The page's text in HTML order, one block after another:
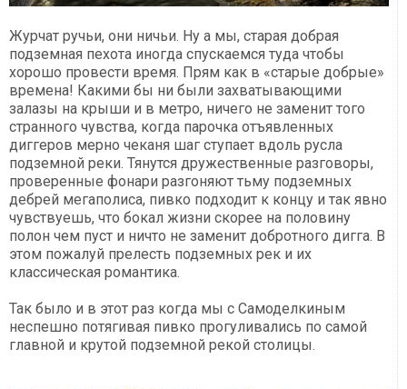
Журчат ручьи, они ничьи. Ну а мы, старая добрая
подземная пехота иногда спускаемся туда чтобы
хорошо провести время. Прям как в «старые добрые»
времена! Какими бы ни были захватывающими
залазы на крыши и в метро, ничего не заменит того
странного чувства, когда парочка отъявленных
диггеров мерно чеканя шаг ступает вдоль русла
подземной реки. Тянутся дружественные разговоры,
проверенные фонари разгоняют тьму подземных
дебрей мегаполиса, пивко подходит к концу и так явно
чувствуешь, что бокал жизни скорее на половину
полон чем пуст и ничто не заменит добротного дигга. В
этом пожалуй прелесть подземных рек и их
классическая романтика.
Так было и в этот раз когда мы с Самоделкиным
неспешно потягивая пивко прогуливались по самой
главной и крутой подземной рекой столицы.